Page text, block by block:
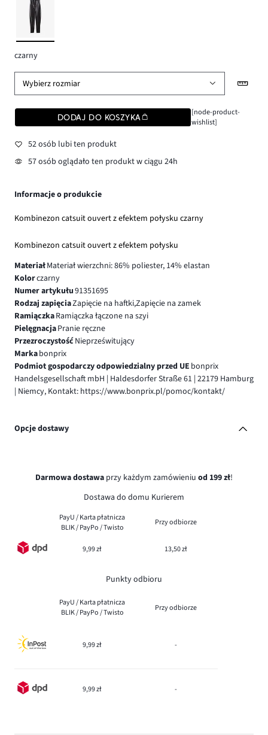
czarny
Wybierz rozmiar
DODAJ DO KOSZYKA
[node-product-
wishlist]
52 osób lubi ten produkt
57 osób oglądało ten produkt w ciągu 24h
Informacje o produkcie
Kombinezon catsuit ouvert z efektem połysku czarny
Kombinezon catsuit ouvert z efektem połysku
MateriałMateriał wierzchni: 86% poliester, 14% elastan
Kolorczarny
Numer artykułu91351695
Rodzaj zapięciaZapięcie na haftki,Zapięcie na zamek
RamiączkaRamiączka łączone na szyi
PielęgnacjaPranie ręczne
PrzezroczystośćNieprześwitujący
Markabonprix
Podmiot gospodarczy odpowiedzialny przed UE bonprix
Handelsgesellschaft mbH | Haldesdorfer Straße 61 | 22179 Hamburg
| Niemcy, Kontakt: https://www.bonprix.pl/pomoc/kontakt/
Opcje dostawy
Darmowa dostawa przy każdym zamówieniu od 199 zł!
Dostawa do domu Kurierem
PayU / Karta płatnicza
BLIK / PayPo / Twisto
Przy odbiorze
9,99 zł 13,50 zł
Punkty odbioru
PayU / Karta płatnicza
BLIK / PayPo / Twisto
Przy odbiorze
9,99 zł -
9,99 zł -